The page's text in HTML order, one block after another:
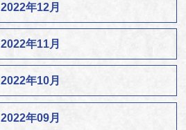
2022年12月
2022年11月
2022年10月
2022年09月